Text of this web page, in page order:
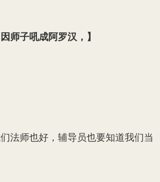
师子吼成阿罗汉， 】
法师也好，辅导员也要知道我们当